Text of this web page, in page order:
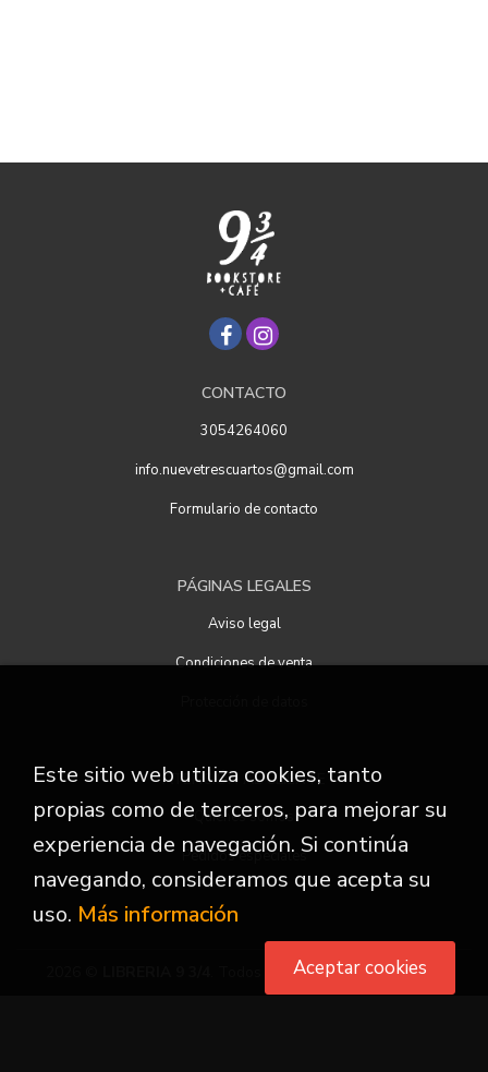
CONTACTO
3054264060
info.nuevetrescuartos@gmail.com
Formulario de contacto
PÁGINAS LEGALES
Aviso legal
Condiciones de venta
ATENCIÓN AL CLIENTE
Quiénes somos
Pedidos especiales
. Todos los Derechos Reservados
Este sitio web utiliza cookies, tanto
propias como de terceros, para mejorar su
experiencia de navegación. Si continúa
navegando, consideramos que acepta su
uso. Más información
Aceptar cookies